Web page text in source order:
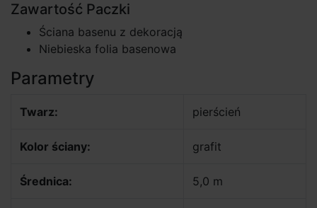
Zawartość Paczki
Ściana basenu z dekoracją
Niebieska folia basenowa
Parametry
Twarz: pierścień
Kolor ściany: grafit
Średnica: 5,0 m